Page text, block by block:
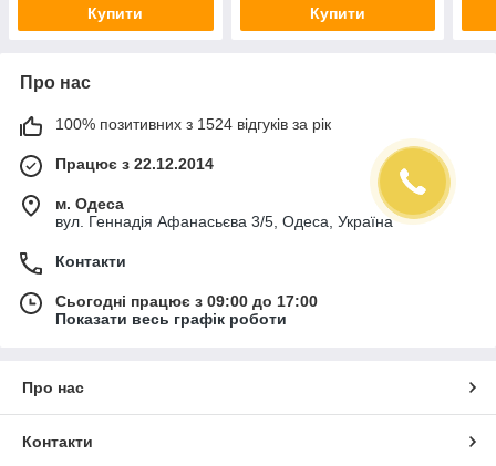
Купити Купити
Про нас
100% позитивних з 1524 відгуків за рік
Працює з 22.12.2014
м. Одеса
вул. Геннадія Афанасьєва 3/5, Одеса, Україна
Контакти
Сьогодні працює з 09:00 до 17:00
Показати весь графік роботи
Про нас
Контакти